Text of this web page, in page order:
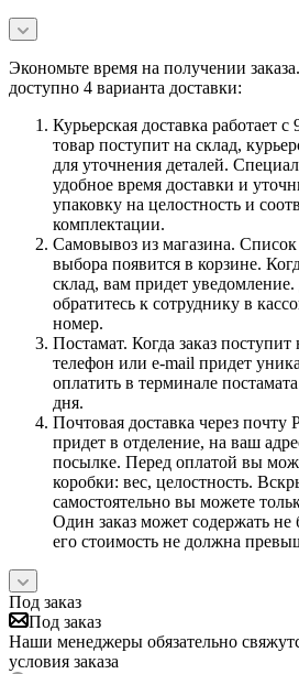
Экономьте время на получении
доступно 4 варианта доставки:
Курьерская доставка работает
товар поступит на склад,
для уточнения деталей.
удобное время доставки и
упаковку на целостность и
комплектации.
Самовывоз из магазина.
выбора появится в корзине.
склад, вам придет уведомление.
обратитесь к сотруднику в
номер.
Постамат. Когда заказ
телефон или e-mail придет
оплатить в терминале
дня.
Почтовая доставка через почту
придет в отделение, на ваш
посылке. Перед оплатой вы
коробки: вес, целостность.
самостоятельно вы можете
Один заказ может содержать
его стоимость не должна
Под заказ
Под заказ
Наши менеджеры обязательно
условия заказа